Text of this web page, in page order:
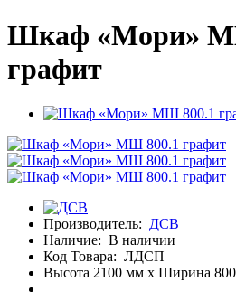
Шкаф «Мори»
графит
Производитель: ДСВ
Наличие: В наличии
Код Товара: ЛДСП
Высота 2100 мм x Ширина